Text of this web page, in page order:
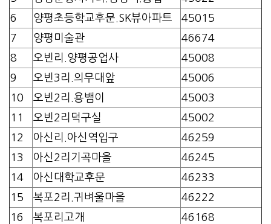
6
양평초등학교후문.SK뷰아파트
45015
7
양평미술관
46674
8
오빈리.양평공업사
45008
9
오빈3리.의무대앞
45006
10
오빈2리.용뱀이
45003
11
오빈2리덕구실
45002
12
아신리.아신역입구
46259
13
아신2리기곡마을
46245
14
아신대학교후문
46233
15
복포2리.귀벼울마을
46222
16
복포리고개
46168